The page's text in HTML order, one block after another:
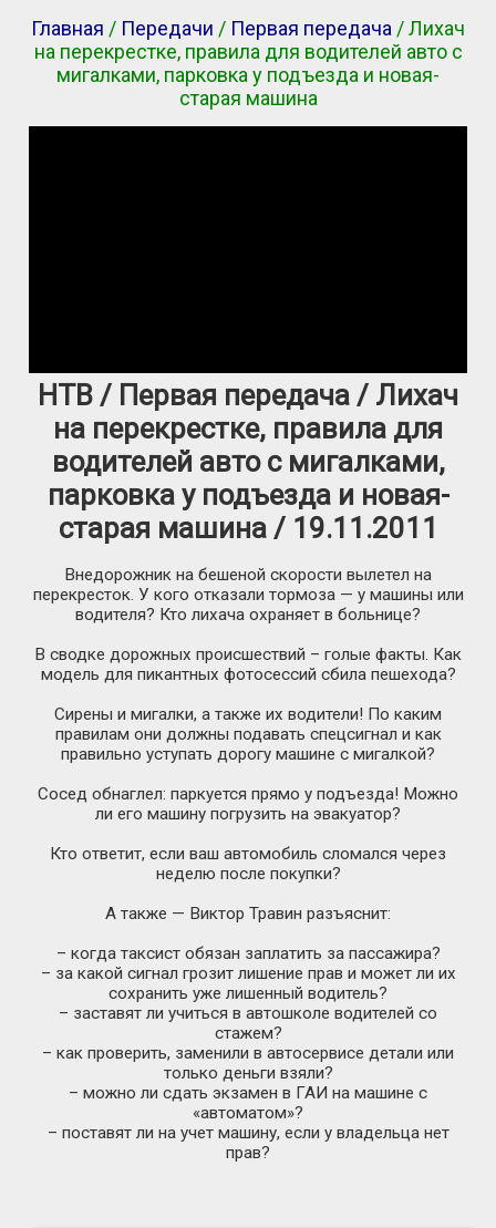
Главная / Передачи / Первая передача / Лихач
на перекрестке, правила для водителей авто с
мигалками, парковка у подъезда и новая-
старая машина
НТВ / Первая передача / Лихач
на перекрестке, правила для
водителей авто с мигалками,
парковка у подъезда и новая-
старая машина / 19.11.2011
Внедорожник на бешеной скорости вылетел на
перекресток. У кого отказали тормоза — у машины или
водителя? Кто лихача охраняет в больнице?
В сводке дорожных происшествий – голые факты. Как
модель для пикантных фотосессий сбила пешехода?
Сирены и мигалки, а также их водители! По каким
правилам они должны подавать спецсигнал и как
правильно уступать дорогу машине с мигалкой?
Сосед обнаглел: паркуется прямо у подъезда! Можно
ли его машину погрузить на эвакуатор?
Кто ответит, если ваш автомобиль сломался через
неделю после покупки?
А также — Виктор Травин разъяснит:
– когда таксист обязан заплатить за пассажира?
– за какой сигнал грозит лишение прав и может ли их
сохранить уже лишенный водитель?
– заставят ли учиться в автошколе водителей со
стажем?
– как проверить, заменили в автосервисе детали или
только деньги взяли?
– можно ли сдать экзамен в ГАИ на машине с
«автоматом»?
– поставят ли на учет машину, если у владельца нет
прав?